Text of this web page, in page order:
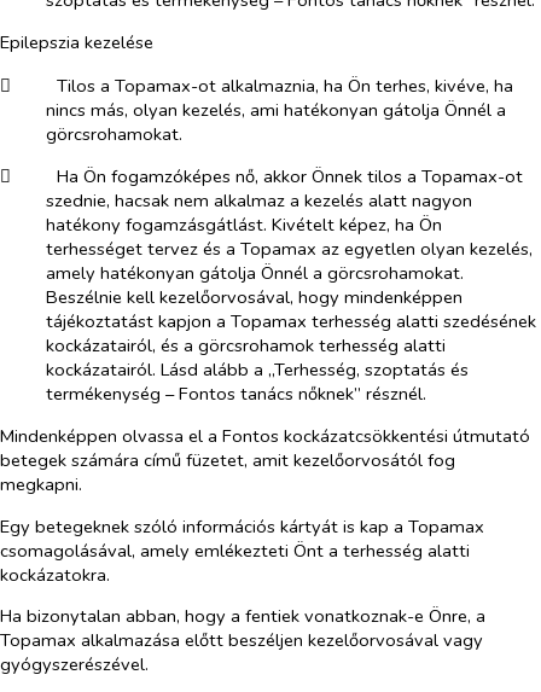
Epilepszia kezelése
​
Tilos a Topamax-ot alkalmaznia, ha Ön terhes, kivéve, ha
nincs más, olyan kezelés, ami hatékonyan gátolja Önnél a
görcsrohamokat.
​
Ha Ön fogamzóképes nő, akkor Önnek tilos a Topamax-ot
szednie, hacsak nem alkalmaz a kezelés alatt nagyon
hatékony fogamzásgátlást. Kivételt képez, ha Ön
terhességet tervez és a Topamax az egyetlen olyan kezelés,
amely hatékonyan gátolja Önnél a görcsrohamokat.
Beszélnie kell kezelőorvosával, hogy mindenképpen
tájékoztatást kapjon a Topamax terhesség alatti szedésének
kockázatairól, és a görcsrohamok terhesség alatti
kockázatairól. Lásd alább a „Terhesség, szoptatás és
termékenység – Fontos tanács nőknek” résznél.
Mindenképpen olvassa el a Fontos kockázatcsökkentési útmutató
betegek számára című füzetet, amit kezelőorvosától fog
megkapni.
Egy betegeknek szóló információs kártyát is kap a Topamax
csomagolásával, amely emlékezteti Önt a terhesség alatti
kockázatokra.
Ha bizonytalan abban, hogy a fentiek vonatkoznak-e Önre, a
Topamax alkalmazása előtt beszéljen kezelőorvosával vagy
gyógyszerészével.